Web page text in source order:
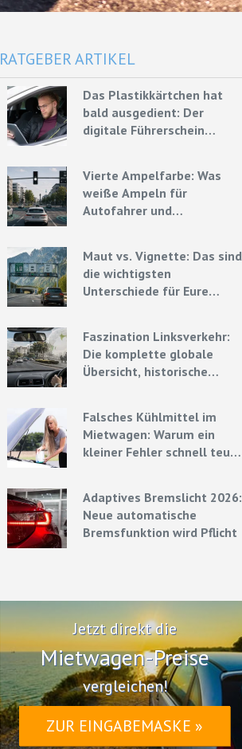
RATGEBER ARTIKEL
Das Plastikkärtchen hat
bald ausgedient: Der
digitale Führerschein
Vierte Ampelfarbe: Was
weiße Ampeln für
Autofahrer und
Maut vs. Vignette: Das sind
die wichtigsten
Unterschiede für Eure
Faszination Linksverkehr:
Die komplette globale
Übersicht, historische
Falsches Kühlmittel im
Mietwagen: Warum ein
kleiner Fehler schnell teuer
Adaptives Bremslicht 2026:
Neue automatische
Bremsfunktion wird Pflicht
Jetzt direkt die
Mietwagen-Preise
vergleichen!
ZUR EINGABEMASKE »